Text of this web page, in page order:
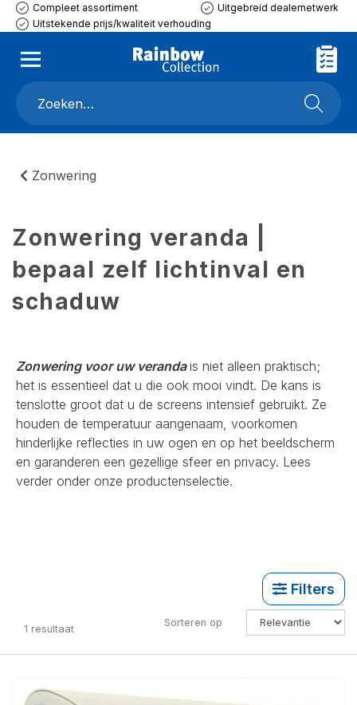
Compleet assortiment
Uitgebreid dealernetwerk
Uitstekende prijs/kwaliteit verhouding
Zonwering
Zonwering veranda |
bepaal zelf lichtinval en
schaduw
Zonwering voor uw verandais niet alleen praktisch;
het is essentieel dat u die ook mooi vindt. De kans is
tenslotte groot dat u de screens intensief gebruikt. Ze
houden de temperatuur aangenaam, voorkomen
hinderlijke reflecties in uw ogen en op het beeldscherm
en garanderen een gezellige sfeer en privacy. Lees
verder onder onze productenselectie.
Filters
1 resultaat Sorteren op